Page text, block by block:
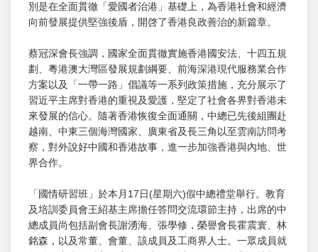
別是在全面貫徹「愛國者治港」基礎上，為香港社會和經濟
向前發展提供堅強後盾，開啓了香港良政善治的新篇章。
蔡冠深會長強調，國家全面貫徹實施香港國安法、十四五規
劃、粵港澳大灣區發展規劃綱要、前海深港現代服務業合作
方案以及「一帶一路」倡議等一系列政策措施，充分展示了
習近平主席對香港的重視及愛護，堅定了社會各界對香港未
來發展的信心。隨著香港恢復全面通關，中總已先後組團赴
越南、中東三個海灣國家、廣東省及長三角以至雲南訪問考
察，對外說好中國和香港故事，進一步加強香港與內地、世
界合作。
「國情研習班」於本月17日(星期六)假中總禮堂舉行。教育
及培訓委員會王紹基主席擔任答問交流環節主持，出席的中
總成員尚包括副會長謝湧海、張學修，榮譽會長霍震寰、林
銘森，以及常董、會董、該成員及工商界人士。一眾成員就